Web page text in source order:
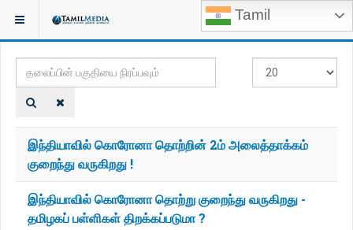
Tamil
இருக்குமிடம்: TAGS
தலைப்பின்
பகுதியை
நிரப்பவும்
காட்டுக
இந்தியாவில் கொரோனா தொற்றின் 2ம் அலைத்தாக்கம்
குறைந்து வருகிறது !
இந்தியாவில் கொரோனா தொற்று குறைந்து வருகிறது -
தமிழகப் பள்ளிகள் திறக்கப்படுமா ?